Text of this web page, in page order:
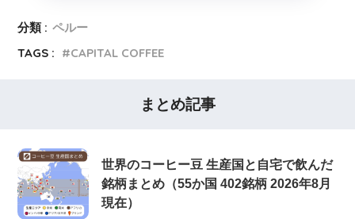
分類 : ペルー
TAGS :
CAPITAL COFFEE
まとめ記事
世界のコーヒー豆 生産国と自宅で飲んだ
銘柄まとめ（55か国 402銘柄 2026年8月
現在）